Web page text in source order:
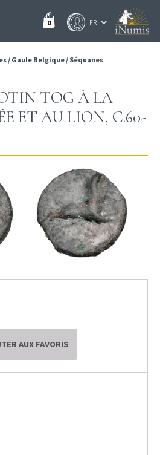
0
/ Gaule Belgique/ Séquanes
TOG À LA
ET AU LION, C.60-
AUX FAVORIS